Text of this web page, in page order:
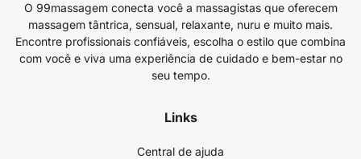
O 99massagem conecta você a massagistas que oferecem
massagem tântrica, sensual, relaxante, nuru e muito mais.
Encontre profissionais confiáveis, escolha o estilo que combina
com você e viva uma experiência de cuidado e bem-estar no
seu tempo.
Links
Central de ajuda